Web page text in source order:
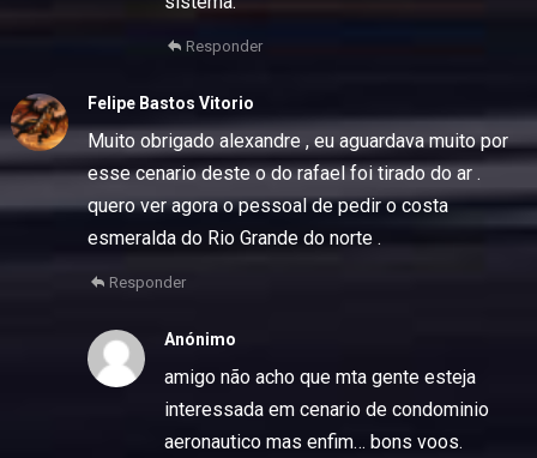
Responder
Felipe Bastos Vitorio
Muito obrigado alexandre , eu aguardava muito por
esse cenario deste o do rafael foi tirado do ar .
quero ver agora o pessoal de pedir o costa
esmeralda do Rio Grande do norte .
Responder
Anónimo
amigo não acho que mta gente esteja
interessada em cenario de condominio
aeronautico mas enfim… bons voos.